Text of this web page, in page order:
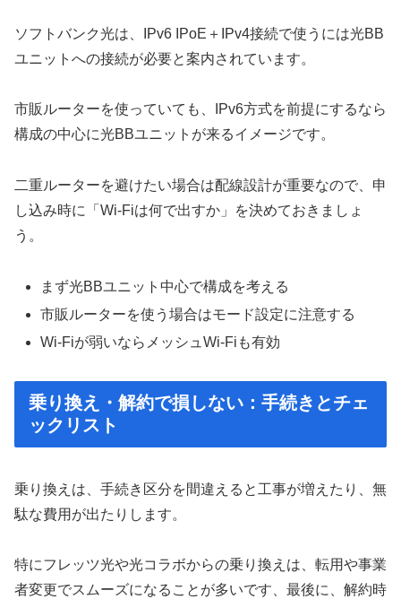
ソフトバンク光は、IPv6 IPoE＋IPv4接続で使うには光BB
ユニットへの接続が必要と案内されています。
市販ルーターを使っていても、IPv6方式を前提にするなら
構成の中心に光BBユニットが来るイメージです。
二重ルーターを避けたい場合は配線設計が重要なので、申
し込み時に「Wi-Fiは何で出すか」を決めておきましょ
う。
まず光BBユニット中心で構成を考える
市販ルーターを使う場合はモード設定に注意する
Wi-Fiが弱いならメッシュWi-Fiも有効
乗り換え・解約で損しない：手続きとチェ
ックリスト
乗り換えは、手続き区分を間違えると工事が増えたり、無
駄な費用が出たりします。
特にフレッツ光や光コラボからの乗り換えは、転用や事業
者変更でスムーズになることが多いです、最後に、解約時